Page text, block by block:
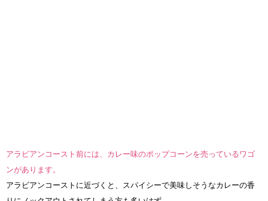
アラビアンコースト前には、カレー味のポップコーンを売っているワゴ
ンがあります。
アラビアンコーストに近づくと、スパイシーで美味しそうなカレーの香